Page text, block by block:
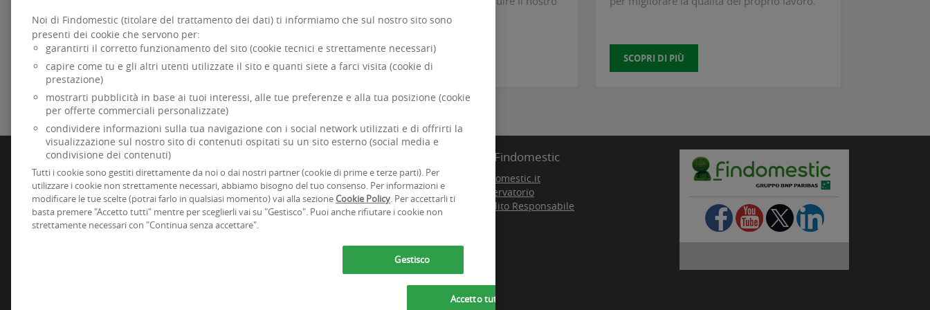
risalto le loro capacità e necessità.
futuro.
SCOPRI DI PIÙ
FINDOMESTIC
Specializzata dal 1984 nel credito alla famiglia per l'acquisto di beni e servizi
ad uso privato, è parte di BNP Paribas, primario Gruppo Bancario
internazionale.
Dati Societari
Siti Findomestic
Findomestic.it
Osservatorio
Credito Responsabile
Noi di Findomestic (titolare del trattamento dei dati) ti informiamo che sul nostro sito sono
presenti dei cookie che servono per:
garantirti il corretto funzionamento del sito (cookie tecnici e strettamente necessari)
capire come tu e gli altri utenti utilizzate il sito e quanti siete a farci visita (cookie di
prestazione)
mostrarti pubblicità in base ai tuoi interessi, alle tue preferenze e alla tua posizione (cookie
per offerte commerciali personalizzate)
condividere informazioni sulla tua navigazione con i social network utilizzati e di offrirti la
visualizzazione sul nostro sito di contenuti ospitati su un sito esterno (social media e
condivisione dei contenuti)
Tutti i cookie sono gestiti direttamente da noi o dai nostri partner (cookie di prime e terze parti). Per
utilizzare i cookie non strettamente necessari, abbiamo bisogno del tuo consenso. Per informazioni e
modificare le tue scelte (potrai farlo in qualsiasi momento) vai alla sezioneCookie Policy. Per accettarli ti
basta premere "Accetto tutti" mentre per sceglierli vai su "Gestisco". Puoi anche rifiutare i cookie non
strettamente necessari con "Continua senza accettare".
Gestisco
Accetto tutti